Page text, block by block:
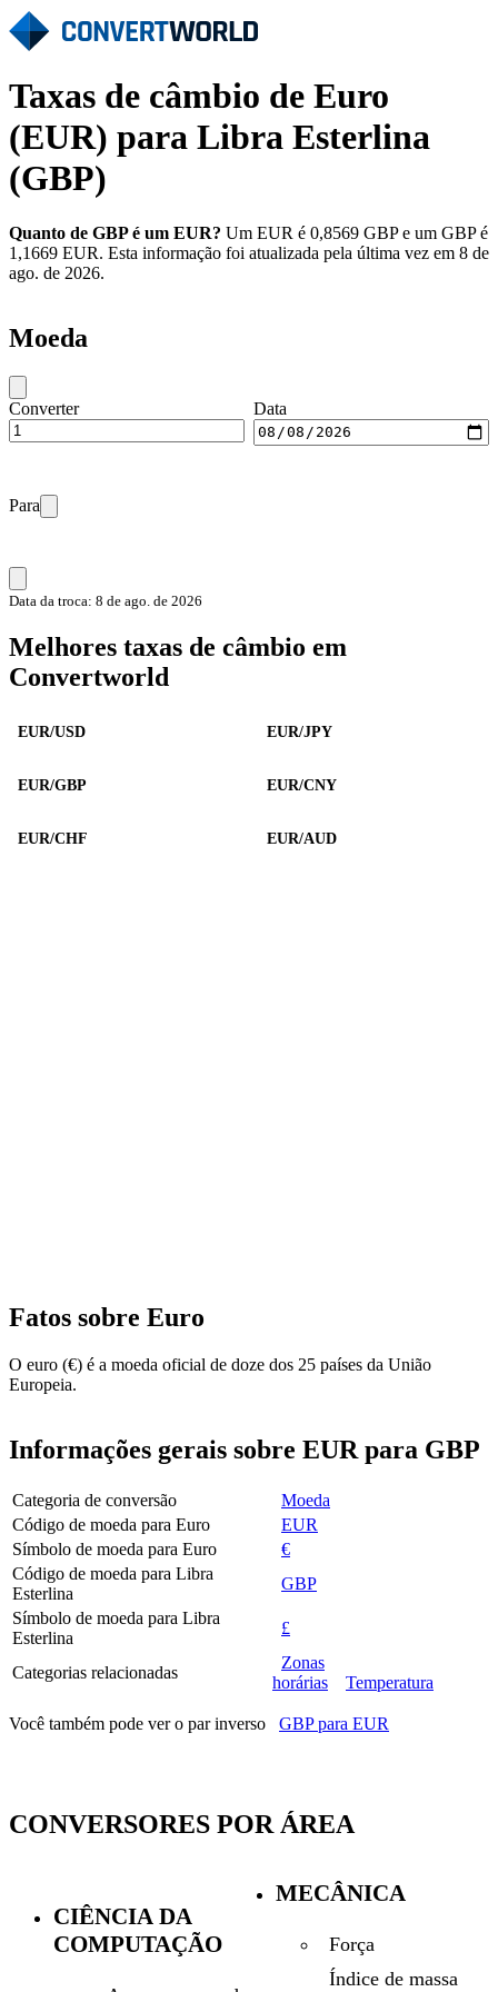
Taxas de câmbio de Euro
(EUR) para Libra Esterlina
(GBP)
Quanto de GBP é um EUR? Um EUR é 0,8569 GBP e um GBP é
1,1669 EUR. Esta informação foi atualizada pela última vez em 8 de
ago. de 2026.
Moeda
Converter Data
Para
Data da troca: 8 de ago. de 2026
Melhores taxas de câmbio em
Convertworld
EUR/USD EUR/JPY
EUR/GBP EUR/CNY
EUR/CHF EUR/AUD
Fatos sobre Euro
O euro (€) é a moeda oficial de doze dos 25 países da União
Europeia.
Informações gerais sobre EUR para GBP
Categoria de conversão
Moeda
Código de moeda para Euro
EUR
Símbolo de moeda para Euro
€
Código de moeda para Libra
Esterlina
GBP
Símbolo de moeda para Libra
Esterlina
£
Categorias relacionadas
Zonas
horárias
Temperatura
Você também pode ver o par inverso GBP para EUR
CONVERSORES POR ÁREA
CIÊNCIA DA
COMPUTAÇÃO
MECÂNICA
Força
Índice de massa